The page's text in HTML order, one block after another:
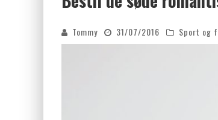
FORDELE
Tommy 31/07/2016 Sport og